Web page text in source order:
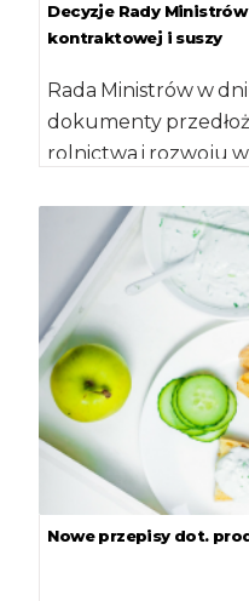
Decyzje Rady
kontraktowej i suszy
Rada Ministrów w
dokumenty
rolnictwa i rozwoju
Nowe przepisy dot.